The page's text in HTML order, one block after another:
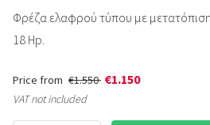
Φρέζα ελαφρού τύπου με
18 Hp.
Price from €1.550 €1.150
VAT not included